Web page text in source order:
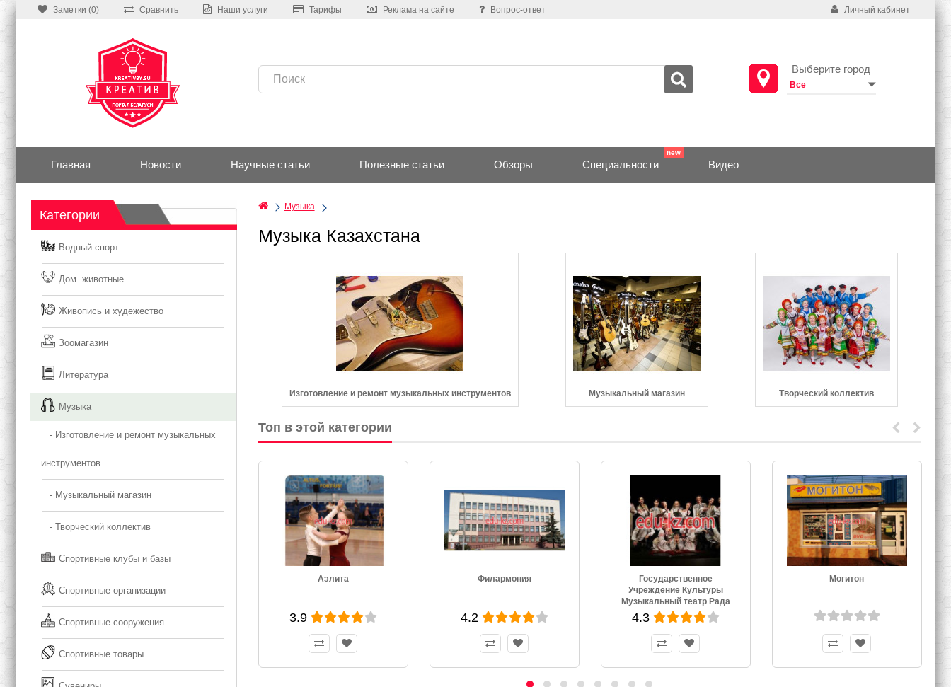
Заметки (0) Сравнить Наши услуги Тарифы Реклама на сайте Вопрос-ответ Личный кабинет
Выберите город
Главная Новости Научные статьи Полезные статьи Обзоры Специальности Видео
Категории
Водный спорт
Дом. животные
Живопись и худежество
Зоомагазин
Литература
Музыка
- Изготовление и ремонт музыкальных
инструментов
- Музыкальный магазин
- Творческий коллектив
Спортивные клубы и базы
Спортивные организации
Спортивные сооружения
Спортивные товары
Музыка
Музыка Казахстана
Изготовление и ремонт музыкальных инструментов Музыкальный магазин Творческий коллектив
Топ в этой категории
Аэлита
3.9
Филармония
4.2
Государственное
4.3
Могитон Музыкальный Рай
4.3